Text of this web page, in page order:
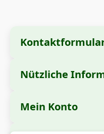
Firmenname:
S.R.L.
Nützliche
Mein Konto
Meine Bestellungen